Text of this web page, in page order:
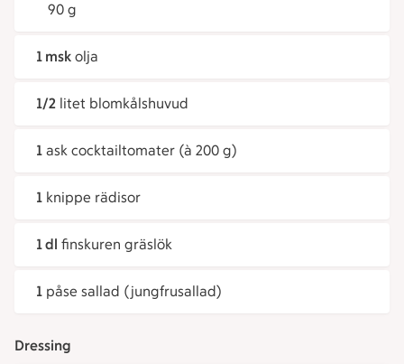
90 g
1 msk olja
1/2 litet blomkålshuvud
1 ask cocktailtomater (à 200 g)
1 knippe rädisor
1 dl finskuren gräslök
1 påse sallad (jungfrusallad)
Dressing